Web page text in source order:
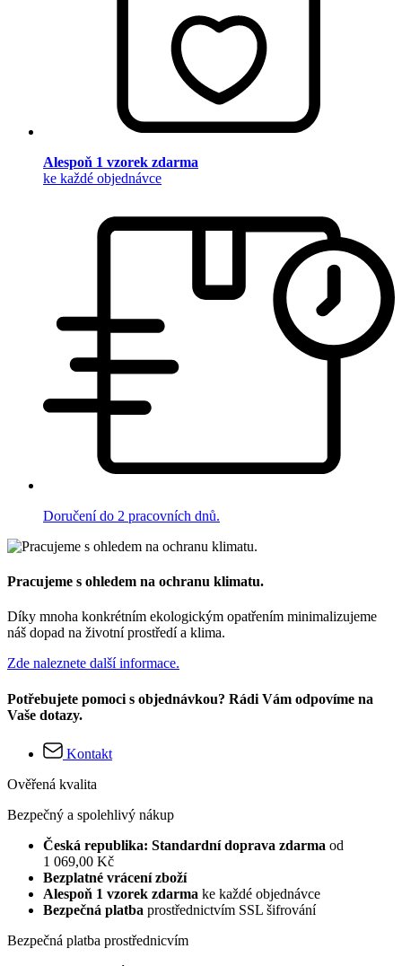
Alespoň 1 vzorek zdarma
ke každé objednávce
Doručení do 2 pracovních dnů.
Pracujeme s ohledem na ochranu klimatu.
Díky mnoha konkrétním ekologickým opatřením minimalizujeme
náš dopad na životní prostředí a klima.
Zde naleznete další informace.
Potřebujete pomoci s objednávkou? Rádi Vám odpovíme na
Vaše dotazy.
Kontakt
Ověřená kvalita
Bezpečný a spolehlivý nákup
Česká republika: Standardní doprava zdarma od
1 069,00 Kč
Bezplatné vrácení zboží
Alespoň 1 vzorek zdarma ke každé objednávce
Bezpečná platba prostřednictvím SSL šifrování
Bezpečná platba prostřednicvím